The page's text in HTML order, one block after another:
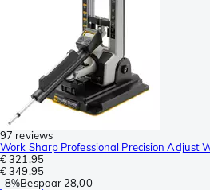
97 reviews
Work Sharp Professional Precision Adjust
€ 321,95
€ 349,95
-8%Bespaar 28,00